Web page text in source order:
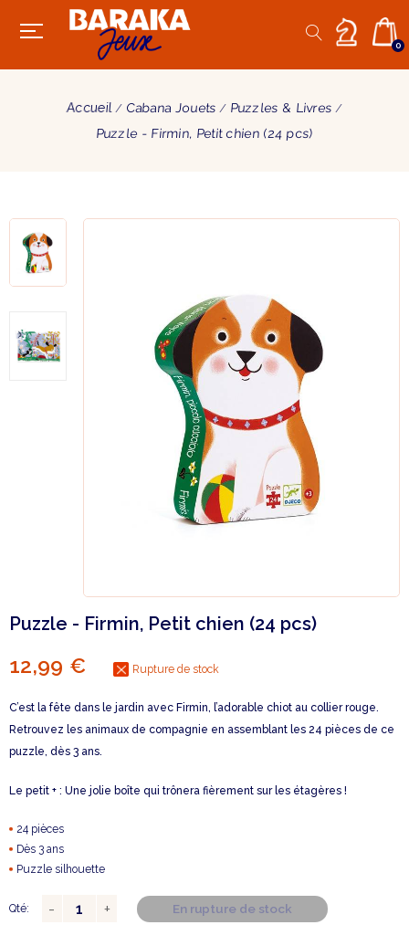
0
Accueil Cabana Jouets
Puzzles & Livres
Puzzle - Firmin, Petit chien (24 pcs)
Puzzle - Firmin, Petit chien (24 pcs)
12,99 € Rupture de stock
C’est la fête dans le jardin avec Firmin, l’adorable chiot au collier rouge.
Retrouvez les animaux de compagnie en assemblant les 24 pièces de ce
puzzle, dès 3 ans.
Le petit + : Une jolie boîte qui trônera fièrement sur les étagères !
24 pièces
Dès 3 ans
Puzzle silhouette
Qté: En rupture de stock